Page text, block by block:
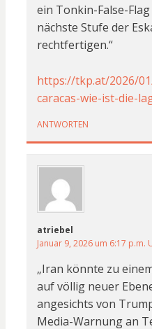
ein Tonkin-False-
nächste Stufe der
rechtfertigen.“
https://tkp.at/2026/
caracas-wie-ist-die-
ANTWORTEN
atriebel
Januar 9, 2026 um 6:17 p.m.
„Iran könnte zu
auf völlig neuer
angesichts von
Media-Warnung an